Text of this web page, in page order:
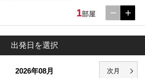
1部屋
出発日を選択
2026年08月